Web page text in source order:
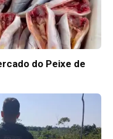
do Peixe de